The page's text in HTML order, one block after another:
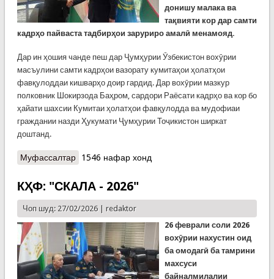
донишу малака ва
тақвияти кор дар самти
кадрҳо пайваста тадбирҳои заруриро амалӣ менамояд.
Дар ин ҳошия чанде пеш дар Ҷумҳурии Ӯзбекистон вохӯрии
масъулини самти кадрҳои вазорату кумитаҳои ҳолатҳои
фавқулоддаи кишварҳо доир гардид. Дар вохӯрии мазкур
полковник Шокирзода Баҳром, сардори Раёсати кадрҳо ва кор бо
ҳайати шахсии Кумитаи ҳолатҳои фавқулодда ва мудофиаи
граждании назди Ҳукумати Ҷумҳурии Тоҷикистон ширкат
доштанд.
Муфассалтаро КҲФ: ТАҚВИЯТИ ҲАМКОРИҲО ДАР САМТИ
1546 нафар хонд
КҲФ: "СКАЛА - 2026"
Чоп шуд: 27/02/2026 | redaktor
26 феврали соли 2026
вохӯрии нахустин оид
ба омодагӣ ба тамрини
махсуси
байналмилалии